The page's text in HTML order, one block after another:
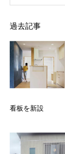
過去記事
看板を新設